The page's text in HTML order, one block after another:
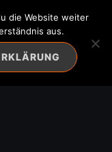
die Website weiter
aus.